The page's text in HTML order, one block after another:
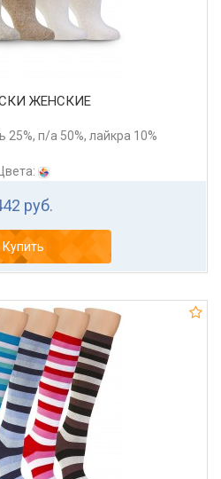
ЖЕНСКИЕ
25%, п/а 50%, лайкра 10%
руб.
Купить